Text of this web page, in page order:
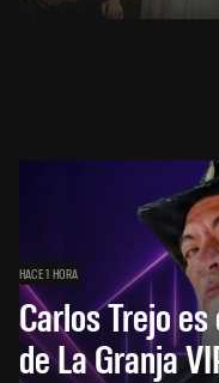
HACE 1 HORA
Carlos Trejo
de La Granja